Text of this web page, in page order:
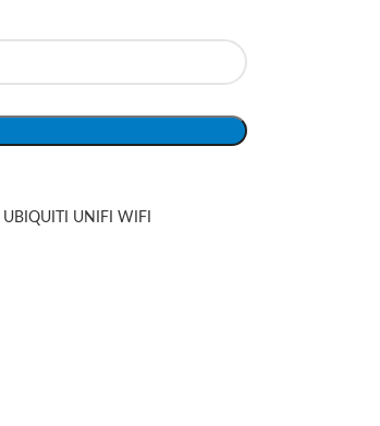
UBIQUITI UNIFI WIFI